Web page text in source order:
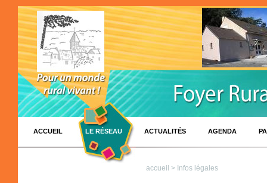
ACCUEIL LE RÉSEAU ACTUALITÉS AGENDA
accueil > Infos légales